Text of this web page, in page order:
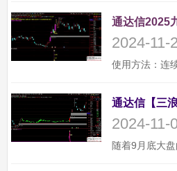
通达信2025
2024-11-
2024-11-